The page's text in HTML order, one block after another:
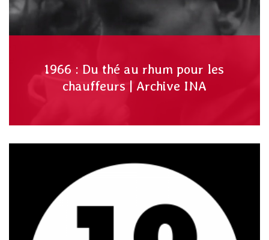
1966 : Du thé au rhum pour les
chauffeurs | Archive INA